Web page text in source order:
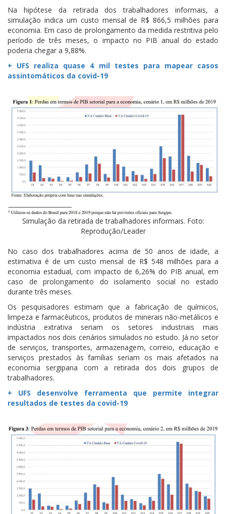
Na hipótese da retirada dos trabalhadores informais, a
simulação indica um custo mensal de R$ 866,5 milhões para
economia. Em caso de prolongamento da medida restritiva pelo
período de três meses, o impacto no PIB anual do estado
poderia chegar a 9,88%.
+ UFS realiza quase 4 mil testes para mapear casos
assintomáticos da covid-19
Simulação da retirada de trabalhadores informais. Foto:
Reprodução/Leader
No caso dos trabalhadores acima de 50 anos de idade, a
estimativa é de um custo mensal de R$ 548 milhões para a
economia estadual, com impacto de 6,26% do PIB anual, em
caso de prolongamento do isolamento social no estado
durante três meses.
Os pesquisadores estimam que a fabricação de químicos,
limpeza e farmacêuticos, produtos de minerais não-metálicos e
indústria extrativa seriam os setores industriais mais
impactados nos dois cenários simulados no estudo. Já no setor
de serviços, transportes, armazenagem, correio, educação e
serviços prestados às famílias seriam os mais afetados na
economia sergipana com a retirada dos dois grupos de
trabalhadores.
+ UFS desenvolve ferramenta que permite integrar
resultados de testes da covid-19